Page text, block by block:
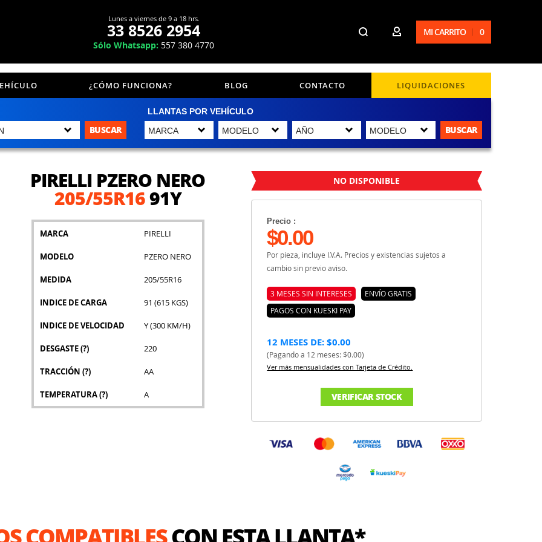
Lunes a viernes de 9 a 18 hrs.
33 8526 2954
Sólo Whatsapp: 557 380 4770
MI CARRITO 0
¿CÓMO FUNCIONA? BLOG CONTACTO LIQUIDACIONES
BUSCAR
LLANTAS POR VEHÍCULO
BUSCAR
PIRELLI PZERO NERO
205/55R1691Y
MARCA PIRELLI
MODELO PZERO NERO
MEDIDA 205/55R16
INDICE DE CARGA 91 (615 KGS)
INDICE DE VELOCIDAD Y (300 KM/H)
DESGASTE(?) 220
TRACCIÓN (?) AA
TEMPERATURA(?) A
NO DISPONIBLE
Precio :
$0.00
Por pieza, incluye I.V.A. Precios y existencias sujetos a
cambio sin previo aviso.
3 MESES SIN INTERESES
ENVÍO GRATIS
PAGOS CON KUESKI PAY
12 MESES DE: $0.00
(Pagando a 12 meses: $0.00)
Ver más mensualidades con Tarjeta de Crédito.
VERIFICAR STOCK